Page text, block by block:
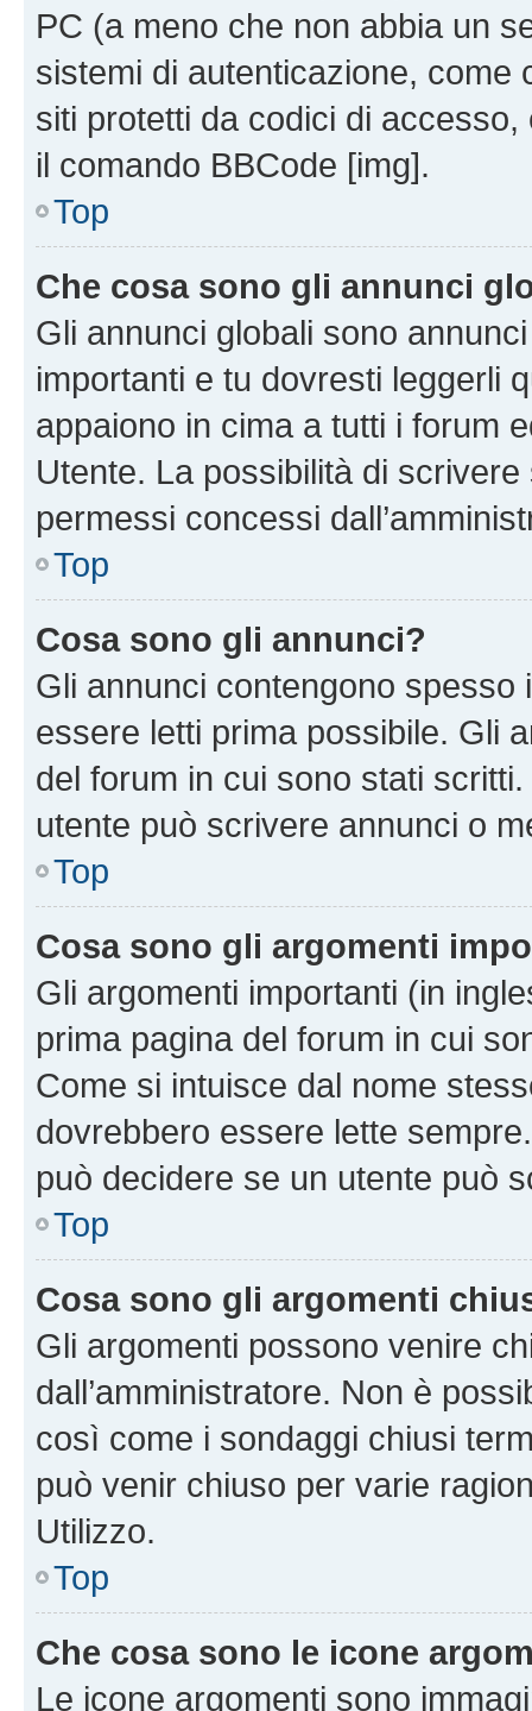
PC (a meno che non abbia un
sistemi di autenticazione, come
siti protetti da codici di
il comando BBCode [img].
Top
Che cosa sono gli annunci
Gli annunci globali sono
importanti e tu dovresti leggerli
appaiono in cima a tutti i forum
Utente. La possibilità di
permessi concessi
Top
Cosa sono gli annunci?
Gli annunci contengono
essere letti prima possibile. Gli
del forum in cui sono stati
utente può scrivere annunci o
Top
Cosa sono gli argomenti
Gli argomenti importanti (in
prima pagina del forum in cui
Come si intuisce dal nome
dovrebbero essere lette
può decidere se un utente può
Top
Cosa sono gli argomenti
Gli argomenti possono venire
dall’amministratore. Non è
così come i sondaggi chiusi
può venir chiuso per varie
Utilizzo.
Top
Che cosa sono le icone
Le icone argomenti sono